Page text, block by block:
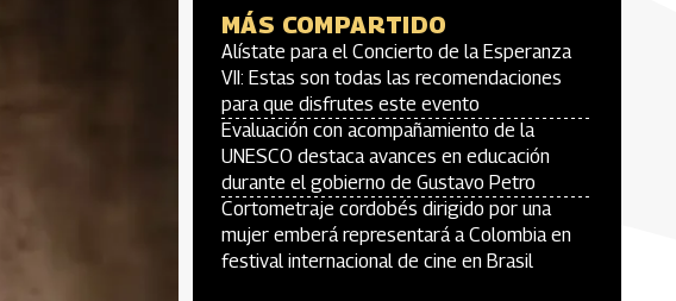
MÁS COMPARTIDO
Alístate para el Concierto de la Esperanza
VII: Estas son todas las recomendaciones
para que disfrutes este evento
Evaluación con acompañamiento de la
UNESCO destaca avances en educación
durante el gobierno de Gustavo Petro
Cortometraje cordobés dirigido por una
mujer emberá representará a Colombia en
festival internacional de cine en Brasil